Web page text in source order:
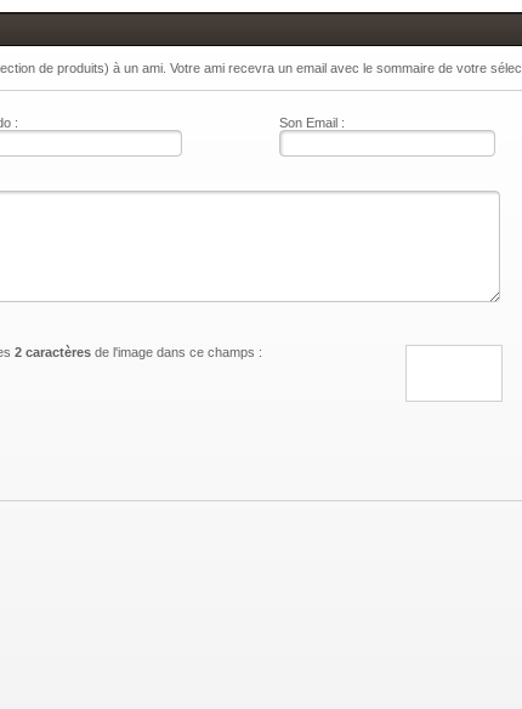
de produits) à un ami. Votre ami recevra un email avec le sommaire de votre
: Son Email :
2 caractèresde l'image dans ce champs :